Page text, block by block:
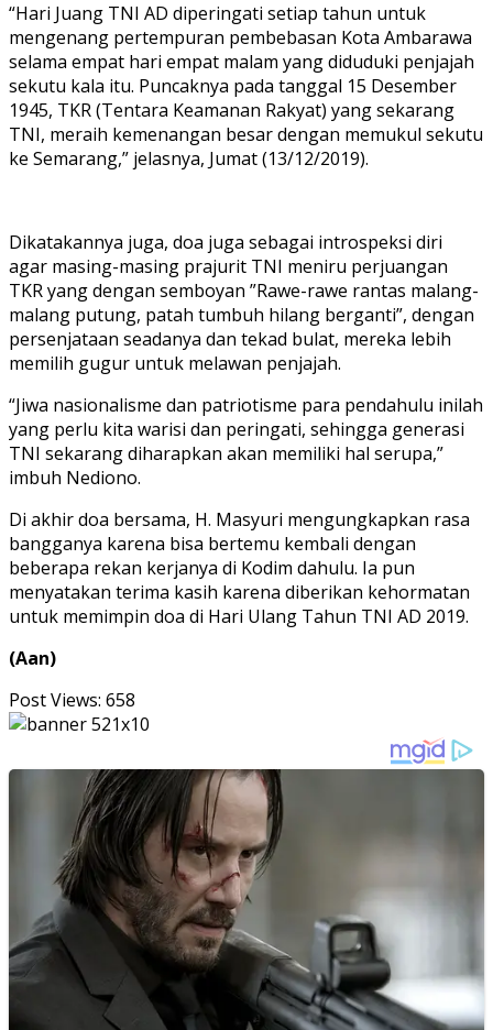
“Hari Juang TNI AD diperingati setiap tahun untuk
mengenang pertempuran pembebasan Kota Ambarawa
selama empat hari empat malam yang diduduki penjajah
sekutu kala itu. Puncaknya pada tanggal 15 Desember
1945, TKR (Tentara Keamanan Rakyat) yang sekarang
TNI, meraih kemenangan besar dengan memukul sekutu
ke Semarang,” jelasnya, Jumat (13/12/2019).
Dikatakannya juga, doa juga sebagai introspeksi diri
agar masing-masing prajurit TNI meniru perjuangan
TKR yang dengan semboyan ”Rawe-rawe rantas malang-
malang putung, patah tumbuh hilang berganti”, dengan
persenjataan seadanya dan tekad bulat, mereka lebih
memilih gugur untuk melawan penjajah.
“Jiwa nasionalisme dan patriotisme para pendahulu inilah
yang perlu kita warisi dan peringati, sehingga generasi
TNI sekarang diharapkan akan memiliki hal serupa,”
imbuh Nediono.
Di akhir doa bersama, H. Masyuri mengungkapkan rasa
bangganya karena bisa bertemu kembali dengan
beberapa rekan kerjanya di Kodim dahulu. Ia pun
menyatakan terima kasih karena diberikan kehormatan
untuk memimpin doa di Hari Ulang Tahun TNI AD 2019.
(Aan)
Post Views: 658